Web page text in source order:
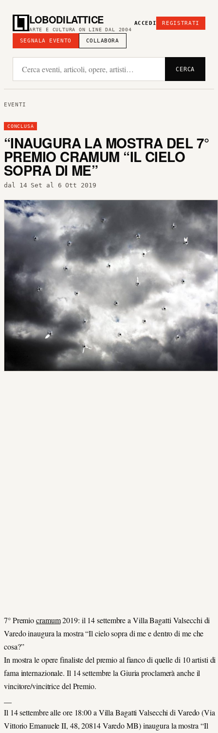
LOBODILATTICE
ARTE E CULTURA ON LINE DAL 2004
SEGNALA EVENTO COLLABORA
ACCEDI REGISTRATI
CERCA
EVENTI
CONCLUSA
“INAUGURA LA MOSTRA DEL 7°
PREMIO CRAMUM “IL CIELO
SOPRA DI ME”
dal 14 Set al 6 Ott 2019
7° Premiocramum2019: il 14 settembre a Villa Bagatti Valsecchi di
Varedo inaugura la mostra “Il cielo sopra di me e dentro di me che
cosa?”
In mostra le opere finaliste del premio al fianco di quelle di 10 artisti di
fama internazionale. Il 14 settembre la Giuria proclamerà anche il
vincitore/vincitrice del Premio.
Il 14 settembre alle ore 18:00 a Villa Bagatti Valsecchi di Varedo (Via
Vittorio Emanuele II, 48, 20814 Varedo MB) inaugura la mostra “Il